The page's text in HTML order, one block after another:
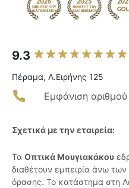
9.3
Πέραμα, Λ.Ειρήνης 125
Εμφάνιση
Σχετικά με την εταιρεία:
Τα Οπτικά Μουγιακάκου
διαθέτουν εμπειρία άνω
όρασης. Το κατάστημα στη